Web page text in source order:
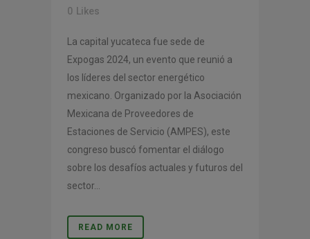
0
Likes
La capital yucateca fue sede de
Expogas 2024, un evento que reunió a
los líderes del sector energético
mexicano. Organizado por la Asociación
Mexicana de Proveedores de
Estaciones de Servicio (AMPES), este
congreso buscó fomentar el diálogo
sobre los desafíos actuales y futuros del
sector...
READ MORE